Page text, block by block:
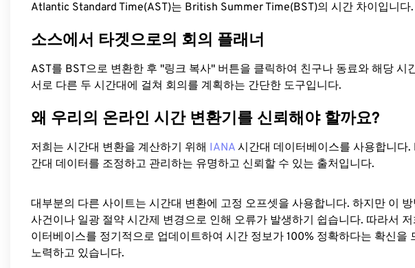
Atlantic Standard Time(AST)는 British Summer Time(BST)의 시간 차이입니다.
소스에서 타겟으로의 회의 플래너
AST를 BST으로 변환한 후 "링크 복사" 버튼을 클릭하여 친구나 동료와 해당 시
서로 다른 두 시간대에 걸쳐 회의를 계획하는 간단한 도구입니다.
왜 우리의 온라인 시간 변환기를 신뢰해야 할까요?
저희는 시간대 변환을 계산하기 위해 IANA 시간대 데이터베이스를 사용합니다.
간대 데이터를 조정하고 관리하는 유명하고 신뢰할 수 있는 출처입니다.
대부분의 다른 사이트는 시간대 변환에 ​​고정 오프셋을 사용합니다. 하지만 이
사건이나 일광 절약 시간제 변경으로 인해 오류가 발생하기 쉽습니다. 따라서 저
이터베이스를 정기적으로 업데이트하여 시간 정보가 100% 정확하다는 확신을
노력하고 있습니다.